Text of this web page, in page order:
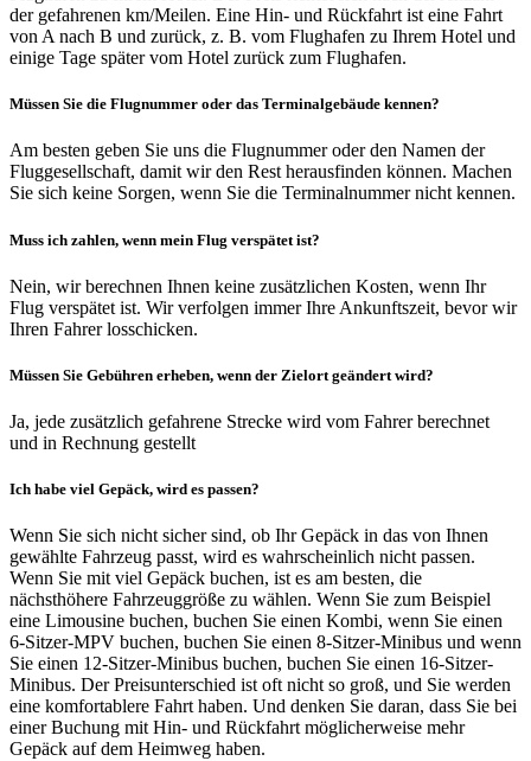
der gefahrenen km/Meilen. Eine Hin- und Rückfahrt ist eine Fahrt
von A nach B und zurück, z. B. vom Flughafen zu Ihrem Hotel und
einige Tage später vom Hotel zurück zum Flughafen.
Müssen Sie die Flugnummer oder das Terminalgebäude kennen?
Am besten geben Sie uns die Flugnummer oder den Namen der
Fluggesellschaft, damit wir den Rest herausfinden können. Machen
Sie sich keine Sorgen, wenn Sie die Terminalnummer nicht kennen.
Muss ich zahlen, wenn mein Flug verspätet ist?
Nein, wir berechnen Ihnen keine zusätzlichen Kosten, wenn Ihr
Flug verspätet ist. Wir verfolgen immer Ihre Ankunftszeit, bevor wir
Ihren Fahrer losschicken.
Müssen Sie Gebühren erheben, wenn der Zielort geändert wird?
Ja, jede zusätzlich gefahrene Strecke wird vom Fahrer berechnet
und in Rechnung gestellt
Ich habe viel Gepäck, wird es passen?
Wenn Sie sich nicht sicher sind, ob Ihr Gepäck in das von Ihnen
gewählte Fahrzeug passt, wird es wahrscheinlich nicht passen.
Wenn Sie mit viel Gepäck buchen, ist es am besten, die
nächsthöhere Fahrzeuggröße zu wählen. Wenn Sie zum Beispiel
eine Limousine buchen, buchen Sie einen Kombi, wenn Sie einen
6-Sitzer-MPV buchen, buchen Sie einen 8-Sitzer-Minibus und wenn
Sie einen 12-Sitzer-Minibus buchen, buchen Sie einen 16-Sitzer-
Minibus. Der Preisunterschied ist oft nicht so groß, und Sie werden
eine komfortablere Fahrt haben. Und denken Sie daran, dass Sie bei
einer Buchung mit Hin- und Rückfahrt möglicherweise mehr
Gepäck auf dem Heimweg haben.